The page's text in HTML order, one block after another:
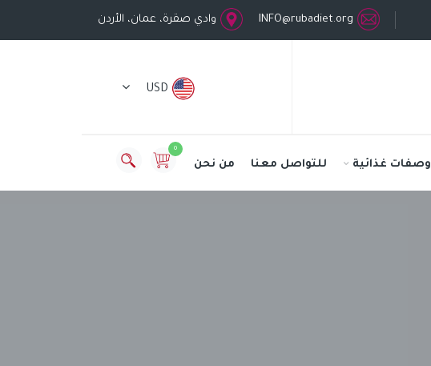
INFO@rubadiet.org وادي صقرة، عمان، الأردن
USD
0
وصفات غذائية للتواصل معنا من نحن